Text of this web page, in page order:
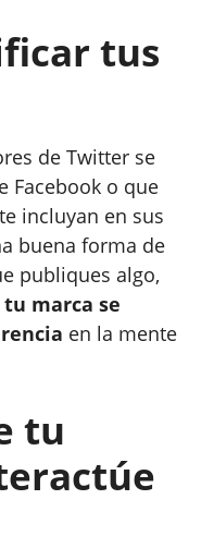
tus
de Twitter se
Facebook o que
incluyan en sus
buena forma de
publiques algo,
tu marca se
en la mente
tu